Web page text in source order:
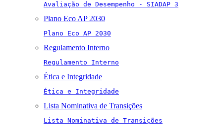
Avaliação de Desempenho - SIADAP 3
Plano Eco AP 2030
Plano Eco AP 2030
Regulamento Interno
Regulamento Interno
Ética e Integridade
Ética e Integridade
Lista Nominativa de Transições
Lista Nominativa de Transições